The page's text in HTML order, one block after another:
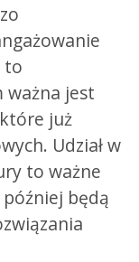
to
ważna jest
już
Udział w
to ważne
będą